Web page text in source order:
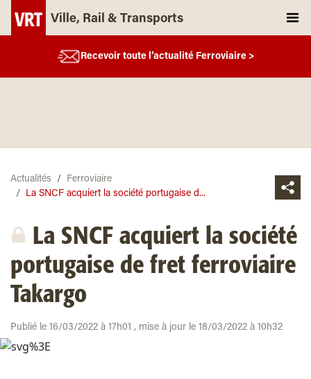
Ville, Rail & Transports
Recevoir toute l’actualité Ferroviaire >
Actualités
Ferroviaire
La SNCF acquiert la société portugaise d...
La SNCF acquiert la société
portugaise de fret ferroviaire
Takargo
Publié le 16/03/2022 à 17h01 , mise à jour le 18/03/2022 à 10h32